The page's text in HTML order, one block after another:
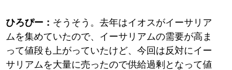
ひろぴー： そうそう。去年はイオスがイーサリア
ムを集めていたので、イーサリアムの需要が高ま
って値段も上がっていたけど、今回は反対にイー
サリアムを大量に売ったので供給過剰となって値